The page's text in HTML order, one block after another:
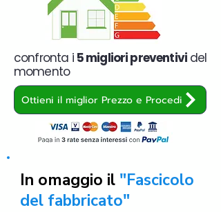
confronta i 5 migliori preventividel
momento
Ottieni il miglior Prezzo e Procedi
In omaggio il "Fascicolo
del fabbricato"